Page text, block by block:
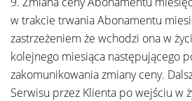
w trakcie trwania Abonamentu
zastrzeżeniem że wchodzi ona w
kolejnego miesiąca następującego
zakomunikowania zmiany ceny.
Serwisu przez Klienta po wejściu w